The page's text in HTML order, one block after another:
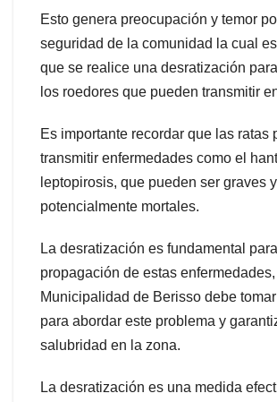
Esto genera preocupación y temor
seguridad de la comunidad la cual
que se realice una desratización
los roedores que pueden transmitir
Es importante recordar que las ratas
transmitir enfermedades como el
leptopirosis, que pueden ser graves y
potencialmente mortales.
La desratización es fundamental
propagación de estas
Municipalidad de Berisso debe
para abordar este problema y
salubridad en la zona.
La desratización es una medida